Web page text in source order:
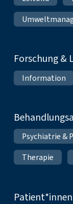
Forschung &
Information
Psychiatrie &
Therapie